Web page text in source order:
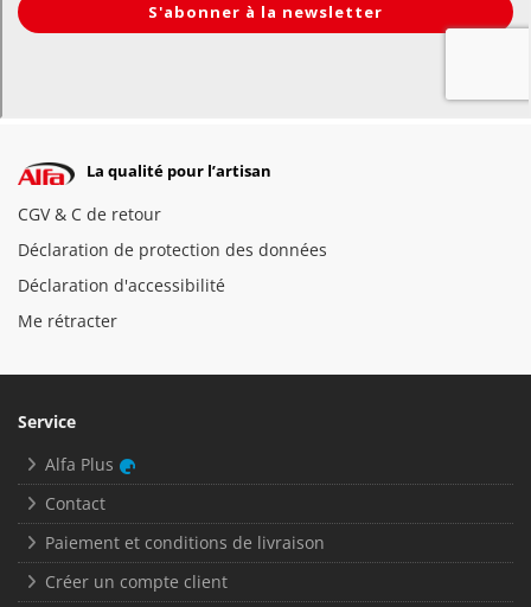
La qualité pour l’artisan
CGV & C de retour
Déclaration de protection des données
Déclaration d'accessibilité
Me rétracter
Service
Alfa Plus
Contact
Paiement et conditions de livraison
Créer un compte client